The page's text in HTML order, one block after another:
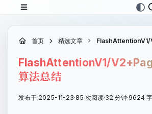
首页 精选文章
FlashAttentionV1/
算法总结
发布于 2025-11-23·85 次阅读·32 分钟·9624 字